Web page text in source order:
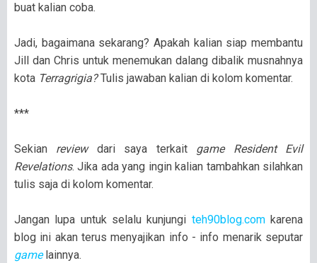
buat kalian coba.
Jadi, bagaimana sekarang? Apakah kalian siap membantu
Jill dan Chris untuk menemukan dalang dibalik musnahnya
kota Terragrigia?Tulis jawaban kalian di kolom komentar.
***
Sekian review dari saya terkait game Resident Evil
Revelations. Jika ada yang ingin kalian tambahkan silahkan
tulis saja di kolom komentar.
Jangan lupa untuk selalu kunjungi teh90blog.comkarena
blog ini akan terus menyajikan info - info menarik seputar
game lainnya.